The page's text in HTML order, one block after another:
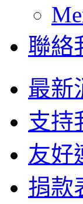
聯絡
最新
支持
友好
捐款